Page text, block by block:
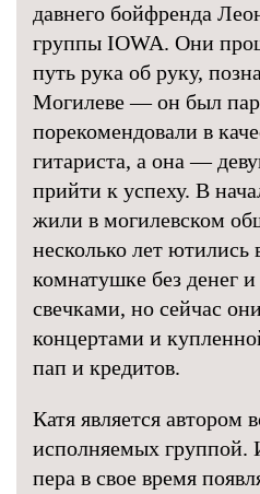
давнего бойфренда
группы IOWA. Они
путь рука об руку,
Могилеве — он был
порекомендовали в
гитариста, а она —
прийти к успеху. В
жили в могилевском
несколько лет ютились
комнатушке без денег
свечками, но сейчас
концертами и
пап и кредитов.
Катя является автором
исполняемых группой.
пера в свое время